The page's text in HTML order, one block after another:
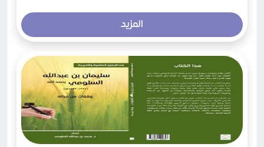
المزيد